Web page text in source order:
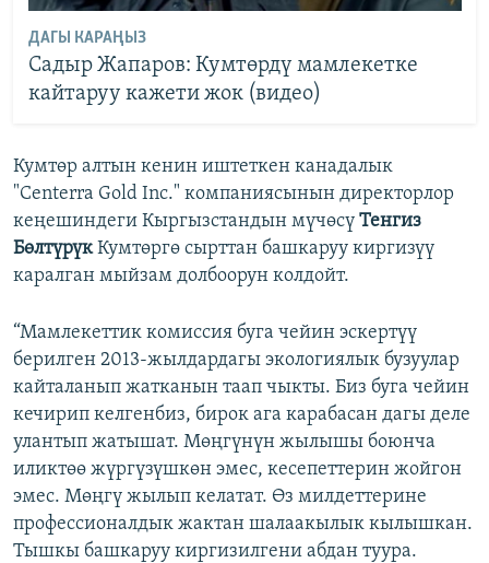
ДАГЫ КАРАҢЫЗ
Садыр Жапаров: Кумтөрдү мамлекетке
кайтаруу кажети жок (видео)
Кумтөр алтын кенин иштеткен канадалык
"Centerra Gold Inc." компаниясынын директорлор
кеңешиндеги Кыргызстандын мүчөсү Тенгиз
БөлтүрүкКумтөргө сырттан башкаруу киргизүү
каралган мыйзам долбоорун колдойт.
“Мамлекеттик комиссия буга чейин эскертүү
берилген 2013-жылдардагы экологиялык бузуулар
кайталанып жатканын таап чыкты. Биз буга чейин
кечирип келгенбиз, бирок ага карабасан дагы деле
улантып жатышат. Мөңгүнүн жылышы боюнча
иликтөө жүргүзүшкөн эмес, кесепеттерин жойгон
эмес. Мөңгү жылып келатат. Өз милдеттерине
профессионалдык жактан шалаакылык кылышкан.
Тышкы башкаруу киргизилгени абдан туура.